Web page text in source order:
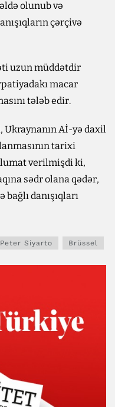
olunub və
çərçivə
uzun müddətdir
macar
tələb edir.
Ukraynanın Aİ-yə daxil
tarixi
verilmişdi ki,
sədr olana qədər,
danışıqları
Peter Siyarto Brüssel